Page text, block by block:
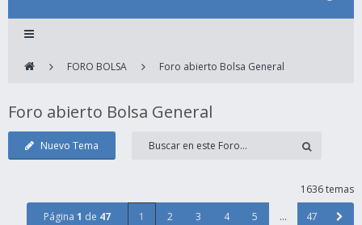
FORO BOLSA Foro abierto Bolsa General
Foro abierto Bolsa General
Nuevo Tema
1636 temas
Página 1 de 47 1 2 3 4 5 … 47